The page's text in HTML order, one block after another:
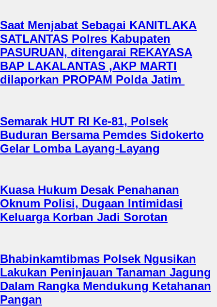
Saat Menjabat Sebagai KANITLAKA
SATLANTAS Polres Kabupaten
PASURUAN, ditengarai REKAYASA
BAP LAKALANTAS ,AKP MARTI
dilaporkan PROPAM Polda Jatim
Semarak HUT RI Ke-81, Polsek
Buduran Bersama Pemdes Sidokerto
Gelar Lomba Layang-Layang
Kuasa Hukum Desak Penahanan
Oknum Polisi, Dugaan Intimidasi
Keluarga Korban Jadi Sorotan
Bhabinkamtibmas Polsek Ngusikan
Lakukan Peninjauan Tanaman Jagung
Dalam Rangka Mendukung Ketahanan
Pangan